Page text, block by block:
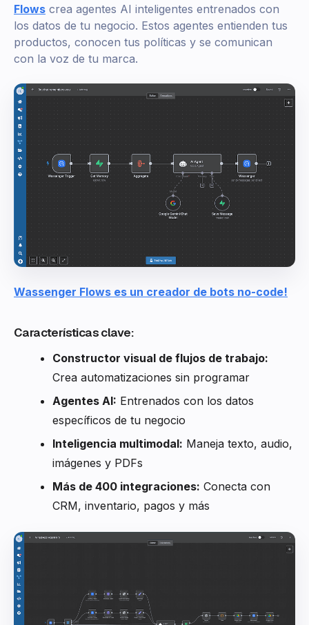
Flows crea agentes AI inteligentes entrenados con
los datos de tu negocio. Estos agentes entienden tus
productos, conocen tus políticas y se comunican
con la voz de tu marca.
Wassenger Flows es un creador de bots no-code!
Características clave:
Constructor visual de flujos de trabajo:
Crea automatizaciones sin programar
Agentes AI: Entrenados con los datos
específicos de tu negocio
Inteligencia multimodal: Maneja texto, audio,
imágenes y PDFs
Más de 400 integraciones: Conecta con
CRM, inventario, pagos y más